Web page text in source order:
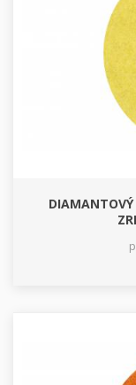
DIAMANTOVÝ